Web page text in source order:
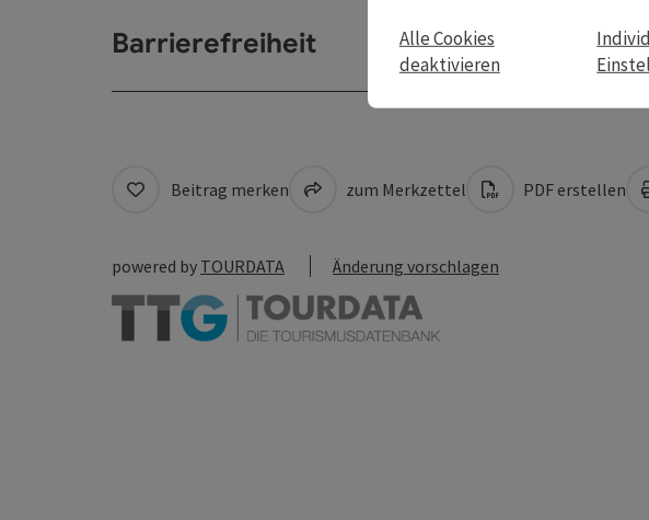
Barrierefreiheit
Beitrag merken zum Merkzettel PDF erstellen
powered by TOURDATA Änderung vorschlagen
Alle Cookies
deaktivieren